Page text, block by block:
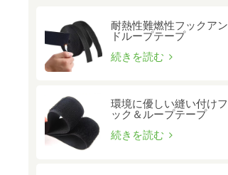
耐熱性難燃性フックアン
ドループテープ
続きを読む
環境に優しい縫い付けフ
ック＆ループテープ
続きを読む